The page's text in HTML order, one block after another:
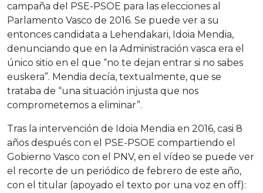
campaña del PSE-PSOE para las elecciones al
Parlamento Vasco de 2016. Se puede ver a su
entonces candidata a Lehendakari, Idoia Mendia,
denunciando que en la Administración vasca era el
único sitio en el que “no te dejan entrar si no sabes
euskera”. Mendia decía, textualmente, que se
trataba de “una situación injusta que nos
comprometemos a eliminar”.
Tras la intervención de Idoia Mendia en 2016, casi 8
años después con el PSE-PSOE compartiendo el
Gobierno Vasco con el PNV, en el vídeo se puede ver
el recorte de un periódico de febrero de este año,
con el titular (apoyado el texto por una voz en off):